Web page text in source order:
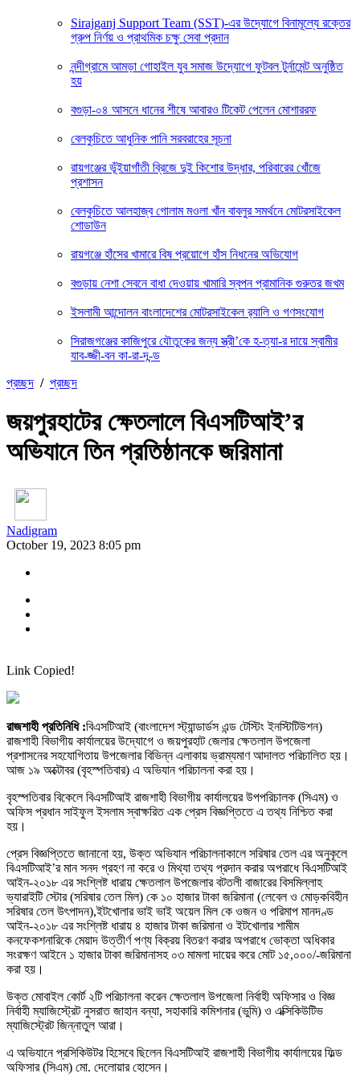
Sirajganj Support Team (SST)-এর উদ্যোগে বিনামূল্যে রক্তের
গ্রুপ নির্ণয় ও প্রাথমিক চক্ষু সেবা প্রদান
নন্দীগ্রামে আমড়া গোহাইল যুব সমাজ উদ্যোগে ফুটবল টুর্নামেন্ট অনুষ্ঠিত
হয়
বগুড়া-০৪ আসনে ধানের শীষে আবারও টিকেট পেলেন মোশাররফ
বেলকুচিতে আধুনিক পানি সরবরাহের সূচনা
রায়গঞ্জের ভূঁইয়াগাঁতী ব্রিজে দুই কিশোর উদ্ধার, পরিবারের খোঁজে
প্রশাসন
বেলকুচিতে আলহাজ্ব গোলাম মওলা খাঁন বাবলুর সমর্থনে মোটরসাইকেল
শোডাউন
রায়গঞ্জে হাঁসের খামারে বিষ প্রয়োগে হাঁস নিধনের অভিযোগ
বগুড়ায় নেশা সেবনে বাধা দেওয়ায় খামারি স্বপন প্রামানিক গুরুতর জখম
ইসলামী আন্দোলন বাংলাদেশের মোটরসাইকেল র‍্যালি ও গণসংযোগ
সিরাজগঞ্জের কাজিপুরে যৌতুকের জন্য স্ত্রী’কে হ-ত্যা-র দায়ে স্বামীর
যাব-জ্জী-বন কা-রা-দ-ন্ড
প্রচ্ছদ / প্রচ্ছদ
জয়পুরহাটের ক্ষেতলালে বিএসটিআই’র
অভিযানে তিন প্রতিষ্ঠানকে জরিমানা
Nadigram
October 19, 2023 8:05 pm
Link Copied!
রাজশাহী প্রতিনিধি :বিএসটিআই (বাংলাদেশ স্ট্যান্ডার্ডস এন্ড টেস্টিং ইনস্টিটিউশন)
রাজশাহী বিভাগীয় কার্যালয়ের উদ্যোগে ও জয়পুরহাট জেলার ক্ষেতলাল উপজেলা
প্রশাসনের সহযোগিতায় উপজেলার বিভিন্ন এলাকায় ভ্রাম্যমাণ আদালত পরিচালিত হয়।
আজ ১৯ অক্টোবর (বৃহস্পতিবার) এ অভিযান পরিচালনা করা হয়।
বৃহস্পতিবার বিকেলে বিএসটিআই রাজশাহী বিভাগীয় কার্যালয়ের উপপরিচালক (সিএম) ও
অফিস প্রধান সাইফুল ইসলাম স্বাক্ষরিত এক প্রেস বিজ্ঞপ্তিতে এ তথ্য নিশ্চিত করা
হয়।
প্রেস বিজ্ঞপ্তিতে জানানো হয়, উক্ত অভিযান পরিচালনাকালে সরিষার তেল এর অনুকূলে
বিএসটিআই’র মান সনদ গ্রহণ না করে ও মিথ্যা তথ্য প্রদান করার অপরাধে বিএসটিআই
আইন-২০১৮ এর সংশ্লিষ্ট ধারায় ক্ষেতলাল উপজেলার বটতলী বাজারের বিসমিল্লাহ
ভ্যারাইটি স্টোর (সরিষার তেল মিল) কে ১০ হাজার টাকা জরিমানা (লেবেল ও মোড়কবিহীন
সরিষার তেল উৎপাদন),ইটখোলার ভাই ভাই অয়েল মিল কে ওজন ও পরিমাপ মানদণ্ড
আইন-২০১৮ এর সংশ্লিষ্ট ধারায় ৪ হাজার টাকা জরিমানা ও ইটখোলার শামীম
কনফেকশনারিকে মেয়াদ উত্তীর্ণ পণ্য বিক্রয় বিতরণ করার অপরাধে ভোক্তা অধিকার
সংরক্ষণ আইনে ১ হাজার টাকা জরিমানাসহ ০৩ মামলা দায়ের করে মোট ১৫,০০০/-জরিমানা
করা হয়।
উক্ত মোবাইল কোর্ট ২টি পরিচালনা করেন ক্ষেতলাল উপজেলা নির্বাহী অফিসার ও বিজ্ঞ
নির্বাহী ম্যাজিস্ট্রেট নুসরাত জাহান বন্যা, সহাকারি কমিশনার (ভুমি) ও এক্সিকিউটিভ
ম্যাজিস্ট্রেট জিন্নাতুল আরা।
এ অভিযানে প্রসিকিউটর হিসেবে ছিলেন বিএসটিআই রাজশাহী বিভাগীয় কার্যালয়ের ফিল্ড
অফিসার (সিএম) মো. দেলোয়ার হোসেন।